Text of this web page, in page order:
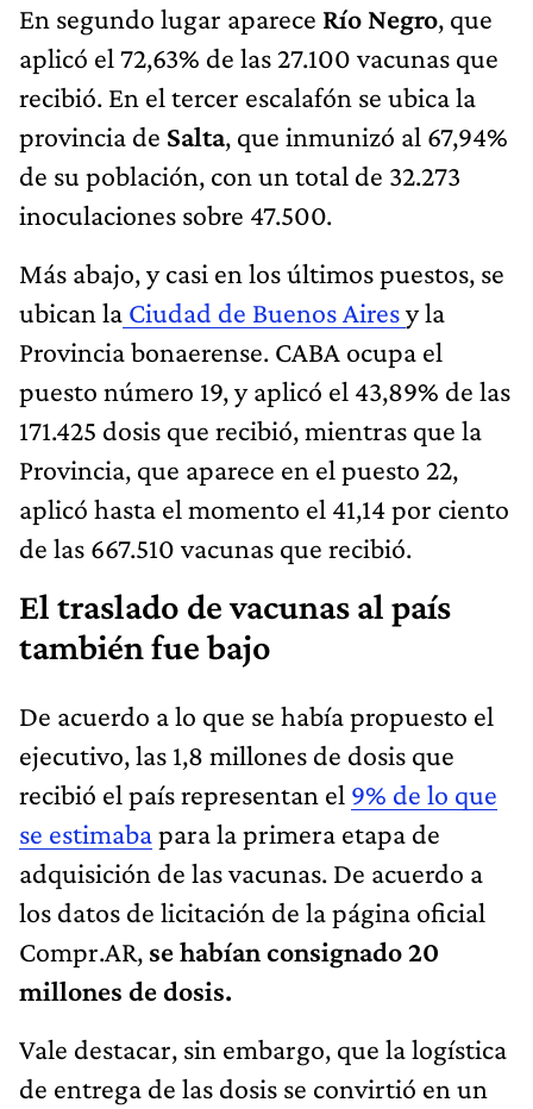
En segundo lugar aparece Río Negro, que
aplicó el 72,63% de las 27.100 vacunas que
recibió. En el tercer escalafón se ubica la
provincia de Salta, que inmunizó al 67,94%
de su población, con un total de 32.273
inoculaciones sobre 47.500.
Más abajo, y casi en los últimos puestos, se
ubican la Ciudad de Buenos Airesy la
Provincia bonaerense. CABA ocupa el
puesto número 19, y aplicó el 43,89% de las
171.425 dosis que recibió, mientras que la
Provincia, que aparece en el puesto 22,
aplicó hasta el momento el 41,14 por ciento
de las 667.510 vacunas que recibió.
El traslado de vacunas al país
también fue bajo
De acuerdo a lo que se había propuesto el
ejecutivo, las 1,8 millones de dosis que
recibió el país representan el 9% de lo que
se estimabapara la primera etapa de
adquisición de las vacunas. De acuerdo a
los datos de licitación de la página oficial
Compr.AR, se habían consignado 20
millones de dosis.
Vale destacar, sin embargo, que la logística
de entrega de las dosis se convirtió en un